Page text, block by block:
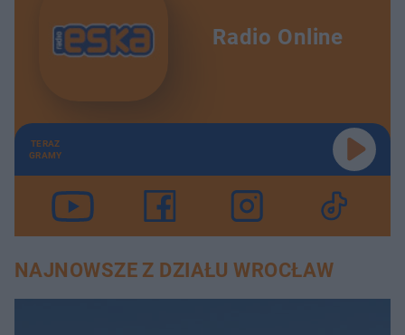
Radio Online
TERAZ
GRAMY
NAJNOWSZE Z DZIAŁU WROCŁAW